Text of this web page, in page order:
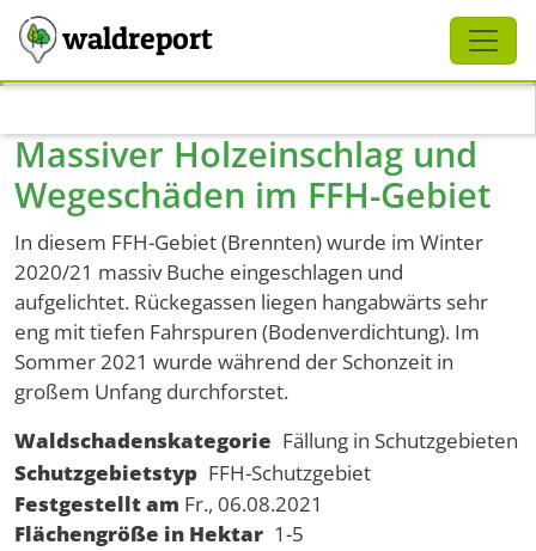
waldreport
Massiver Holzeinschlag und
Wegeschäden im FFH-Gebiet
In diesem FFH-Gebiet (Brennten) wurde im Winter
2020/21 massiv Buche eingeschlagen und
aufgelichtet. Rückegassen liegen hangabwärts sehr
eng mit tiefen Fahrspuren (Bodenverdichtung). Im
Sommer 2021 wurde während der Schonzeit in
großem Unfang durchforstet.
Waldschadenskategorie Fällung in Schutzgebieten
Schutzgebietstyp FFH-Schutzgebiet
Festgestellt am Fr., 06.08.2021
Flächengröße in Hektar 1-5
Schliessen